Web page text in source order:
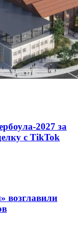
2027 за
с TikTok
возглавили